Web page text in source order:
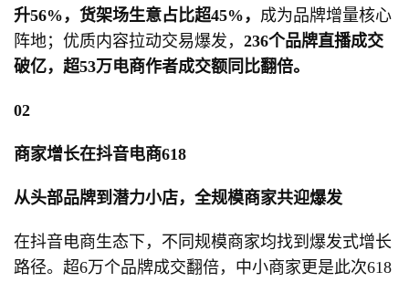
升56%，货架场生意占比超45%， 成为品牌增量核心
阵地；优质内容拉动交易爆发， 236个品牌直播成交
破亿，超53万电商作者成交额同比翻倍。
02
商家增长在抖音电商618
从头部品牌到潜力小店，全规模商家共迎爆发
在抖音电商生态下，不同规模商家均找到爆发式增长
路径。超6万个品牌成交翻倍，中小商家更是此次618